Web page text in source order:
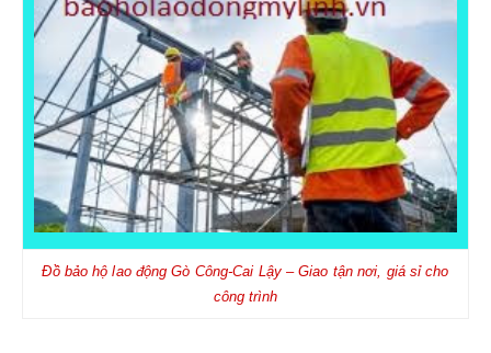
PCCC
BÌNH PHÒNG CHÁY CHỮA CHÁY
DỤNG CỤ PHÒNG CHÁY CHỮA CHÁY
Đồ bảo hộ lao độngGò Công-Cai Lậy– Giao tận nơi, giá sỉ cho
công trình